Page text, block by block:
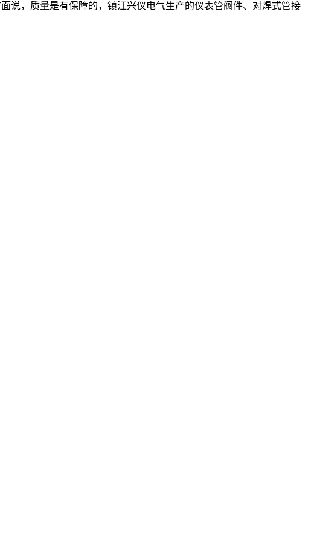
说，质量是有保障的，镇江兴仪电气生产的仪表管阀件、对焊式管接